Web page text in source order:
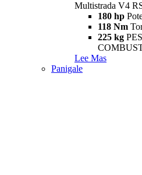
Multistrada V4
180 hp
118 Nm
225 kg
Lee Mas
Panigale